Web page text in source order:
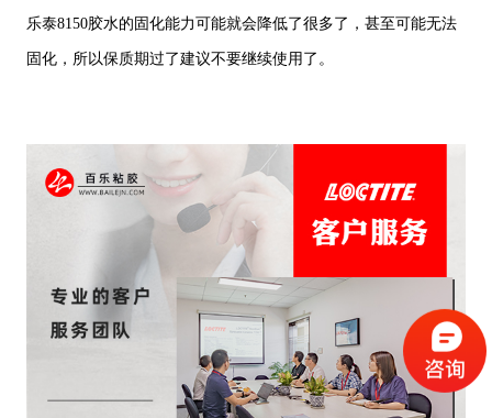
乐泰8150胶水的固化能力可能就会降低了很多了，甚至可能无法
固化，所以保质期过了建议不要继续使用了。